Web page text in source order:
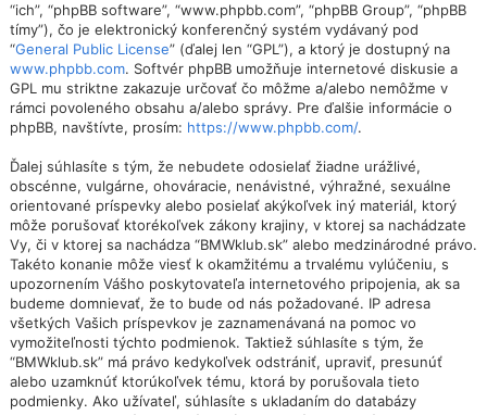
“ich”, “phpBB software”, “www.phpbb.com”, “phpBB Group”, “phpBB
tímy”), čo je elektronický konferenčný systém vydávaný pod
“General Public License” (ďalej len “GPL”), a ktorý je dostupný na
www.phpbb.com. Softvér phpBB umožňuje internetové diskusie a
GPL mu striktne zakazuje určovať čo môžme a/alebo nemôžme v
rámci povoleného obsahu a/alebo správy. Pre ďalšie informácie o
phpBB, navštívte, prosím: https://www.phpbb.com/.
Ďalej súhlasíte s tým, že nebudete odosielať žiadne urážlivé,
obscénne, vulgárne, ohováracie, nenávistné, výhražné, sexuálne
orientované príspevky alebo posielať akýkoľvek iný materiál, ktorý
môže porušovať ktorékoľvek zákony krajiny, v ktorej sa nachádzate
Vy, či v ktorej sa nachádza “BMWklub.sk” alebo medzinárodné právo.
Takéto konanie môže viesť k okamžitému a trvalému vylúčeniu, s
upozornením Vášho poskytovateľa internetového pripojenia, ak sa
budeme domnievať, že to bude od nás požadované. IP adresa
všetkých Vašich príspevkov je zaznamenávaná na pomoc vo
vymožiteľnosti týchto podmienok. Taktiež súhlasíte s tým, že
“BMWklub.sk” má právo kedykoľvek odstrániť, upraviť, presunúť
alebo uzamknúť ktorúkoľvek tému, ktorá by porušovala tieto
podmienky. Ako užívateľ, súhlasíte s ukladaním do databázy